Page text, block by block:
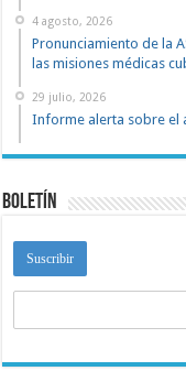
4 agosto, 2026
Pronunciamiento de la
las misiones médicas
29 julio, 2026
Informe alerta sobre el
Boletín